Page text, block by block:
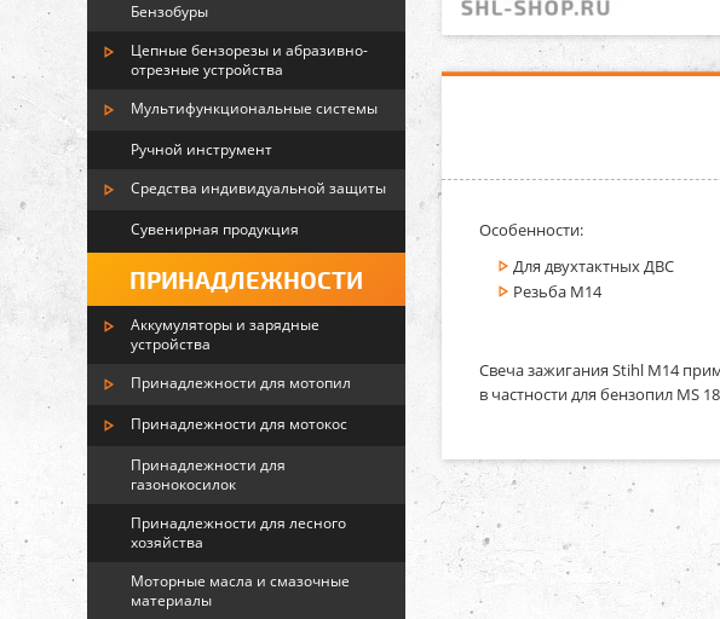
Бензобуры
Цепные бензорезы и абразивно-
отрезные устройства
Мультифункциональные системы
Ручной инструмент
Средства индивидуальной защиты
Сувенирная продукция
ПРИНАДЛЕЖНОСТИ
Аккумуляторы и зарядные
устройства
Принадлежности для мотопил
Принадлежности для мотокос
Принадлежности для
газонокосилок
Принадлежности для лесного
хозяйства
Моторные масла и смазочные
материалы
Особенности:
Для двухтактных ДВС
Резьба М14
Свеча зажигания Stihl M14
в частности для бензопил MS